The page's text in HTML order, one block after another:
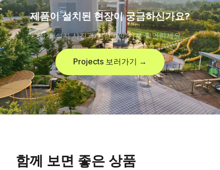
제품이 설치된 현장이 궁금하신가요?
실제 설치 사진과 현장 이야기를 확인하세요
Projects 보러가기 →
함께 보면 좋은 상품